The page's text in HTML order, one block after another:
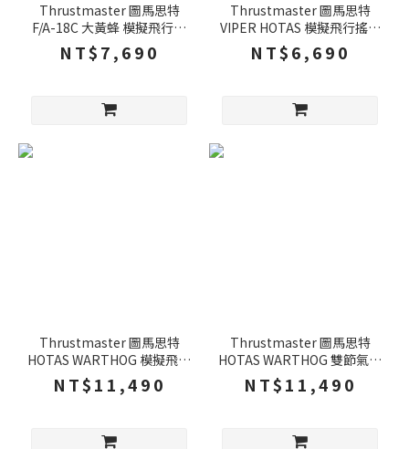
Thrustmaster 圖馬思特
F/A-18C 大黃蜂 模擬飛行搖
桿 雙軸設計 19個操作按鈕 飛
機搖桿 飛行搖桿 PC
NT$7,690
Thrustmaster 圖馬思特
VIPER HOTAS 模擬飛行搖桿
即插即用 19個操作按鈕 飛機
搖桿 飛行搖桿 PC
NT$6,690
Thrustmaster 圖馬思特
HOTAS WARTHOG 模擬飛行
搖桿 3D磁性感測器 19個操
作按鈕 飛機搖桿 PC
NT$11,490
Thrustmaster 圖馬思特
HOTAS WARTHOG 雙節氣門
17個可編程按鈕 飛行搖桿 飛
機搖桿 遊戲手把 PC
NT$11,490